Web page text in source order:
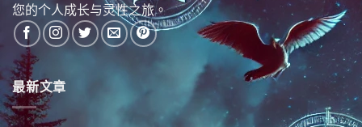
您的个人成长与灵性之旅。
最新文章